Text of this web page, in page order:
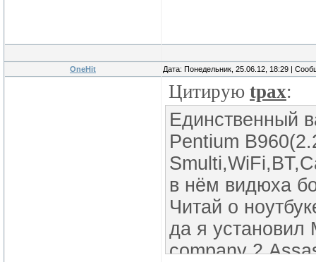
OneHit Дата: Понедельник, 25.06.12, 18:29 |
Цитирую tpax:
Единственный
Pentium
в нём видюха
Читай о
да я установил
company